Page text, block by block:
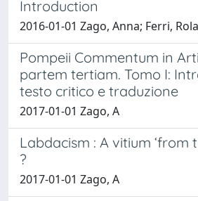
Introduction
2016-01-01 Zago, Anna; Ferri,
Pompeii Commentum in
partem tertiam. Tomo I:
testo critico e traduzione
2017-01-01 Zago, A
Labdacism : A vitium ‘from
?
2017-01-01 Zago, A